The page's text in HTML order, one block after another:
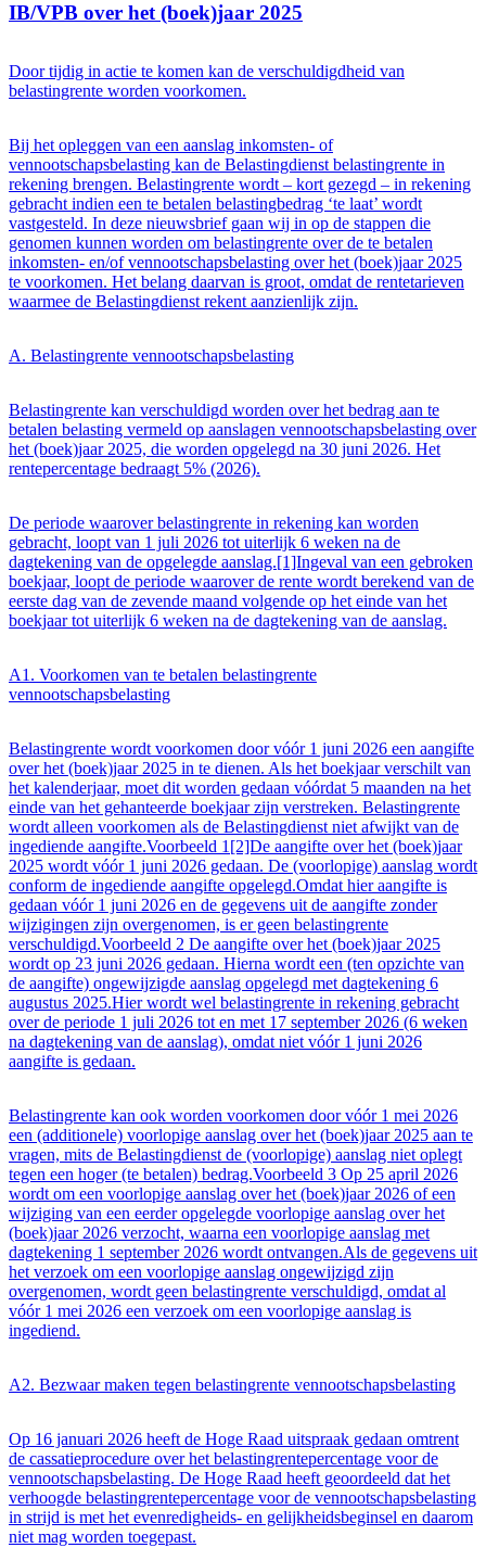
IB/VPB over het (boek)jaar 2025
Door tijdig in actie te komen kan de verschuldigdheid van
belastingrente worden voorkomen.
Bij het opleggen van een aanslag inkomsten- of
vennootschapsbelasting kan de Belastingdienst belastingrente in
rekening brengen. Belastingrente wordt – kort gezegd – in rekening
gebracht indien een te betalen belastingbedrag ‘te laat’ wordt
vastgesteld. In deze nieuwsbrief gaan wij in op de stappen die
genomen kunnen worden om belastingrente over de te betalen
inkomsten- en/of vennootschapsbelasting over het (boek)jaar 2025
te voorkomen. Het belang daarvan is groot, omdat de rentetarieven
waarmee de Belastingdienst rekent aanzienlijk zijn.
A. Belastingrente vennootschapsbelasting
Belastingrente kan verschuldigd worden over het bedrag aan te
betalen belasting vermeld op aanslagen vennootschapsbelasting over
het (boek)jaar 2025, die worden opgelegd na 30 juni 2026. Het
rentepercentage bedraagt 5% (2026).
De periode waarover belastingrente in rekening kan worden
gebracht, loopt van 1 juli 2026 tot uiterlijk 6 weken na de
dagtekening van de opgelegde aanslag.[1]Ingeval van een gebroken
boekjaar, loopt de periode waarover de rente wordt berekend van de
eerste dag van de zevende maand volgende op het einde van het
boekjaar tot uiterlijk 6 weken na de dagtekening van de aanslag.
A1. Voorkomen van te betalen belastingrente
vennootschapsbelasting
Belastingrente wordt voorkomen door vóór 1 juni 2026 een aangifte
over het (boek)jaar 2025 in te dienen. Als het boekjaar verschilt van
het kalenderjaar, moet dit worden gedaan vóórdat 5 maanden na het
einde van het gehanteerde boekjaar zijn verstreken. Belastingrente
wordt alleen voorkomen als de Belastingdienst niet afwijkt van de
ingediende aangifte.Voorbeeld 1[2]De aangifte over het (boek)jaar
2025 wordt vóór 1 juni 2026 gedaan. De (voorlopige) aanslag wordt
conform de ingediende aangifte opgelegd.Omdat hier aangifte is
gedaan vóór 1 juni 2026 en de gegevens uit de aangifte zonder
wijzigingen zijn overgenomen, is er geen belastingrente
verschuldigd.Voorbeeld 2 De aangifte over het (boek)jaar 2025
wordt op 23 juni 2026 gedaan. Hierna wordt een (ten opzichte van
de aangifte) ongewijzigde aanslag opgelegd met dagtekening 6
augustus 2025.Hier wordt wel belastingrente in rekening gebracht
over de periode 1 juli 2026 tot en met 17 september 2026 (6 weken
na dagtekening van de aanslag), omdat niet vóór 1 juni 2026
aangifte is gedaan.
Belastingrente kan ook worden voorkomen door vóór 1 mei 2026
een (additionele) voorlopige aanslag over het (boek)jaar 2025 aan te
vragen, mits de Belastingdienst de (voorlopige) aanslag niet oplegt
tegen een hoger (te betalen) bedrag.Voorbeeld 3 Op 25 april 2026
wordt om een voorlopige aanslag over het (boek)jaar 2026 of een
wijziging van een eerder opgelegde voorlopige aanslag over het
(boek)jaar 2026 verzocht, waarna een voorlopige aanslag met
dagtekening 1 september 2026 wordt ontvangen.Als de gegevens uit
het verzoek om een voorlopige aanslag ongewijzigd zijn
overgenomen, wordt geen belastingrente verschuldigd, omdat al
vóór 1 mei 2026 een verzoek om een voorlopige aanslag is
ingediend.
A2. Bezwaar maken tegen belastingrente vennootschapsbelasting
Op 16 januari 2026 heeft de Hoge Raad uitspraak gedaan omtrent
de cassatieprocedure over het belastingrentepercentage voor de
vennootschapsbelasting. De Hoge Raad heeft geoordeeld dat het
verhoogde belastingrentepercentage voor de vennootschapsbelasting
in strijd is met het evenredigheids- en gelijkheidsbeginsel en daarom
niet mag worden toegepast.